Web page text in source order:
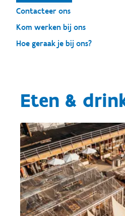
Contacteer ons
Kom werken bij ons
Hoe geraak je bij ons?
Eten &